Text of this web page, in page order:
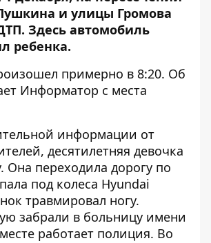
и улицы Громова
Здесь автомобиль
ребенка.
примерно в 8:20. Об
Информатор с места
информации от
десятилетняя девочка
Она переходила дорогу по
под колеса Hyundai
травмировал ногу.
забрали в больницу имени
работает полиция. Во